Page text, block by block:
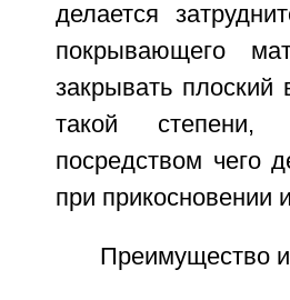
делается
покрывающего
закрывать
такой степени,
посредством чего
при прикосновении
Преимущество